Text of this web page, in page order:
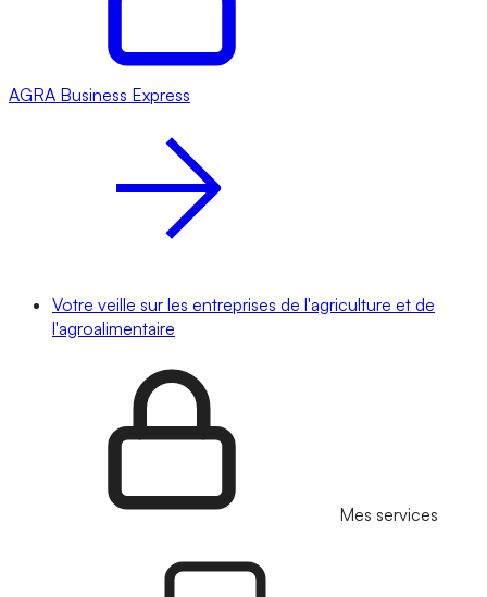
AGRA Business Express
Votre veille sur les entreprises de l'agriculture et de
l'agroalimentaire
Mes services